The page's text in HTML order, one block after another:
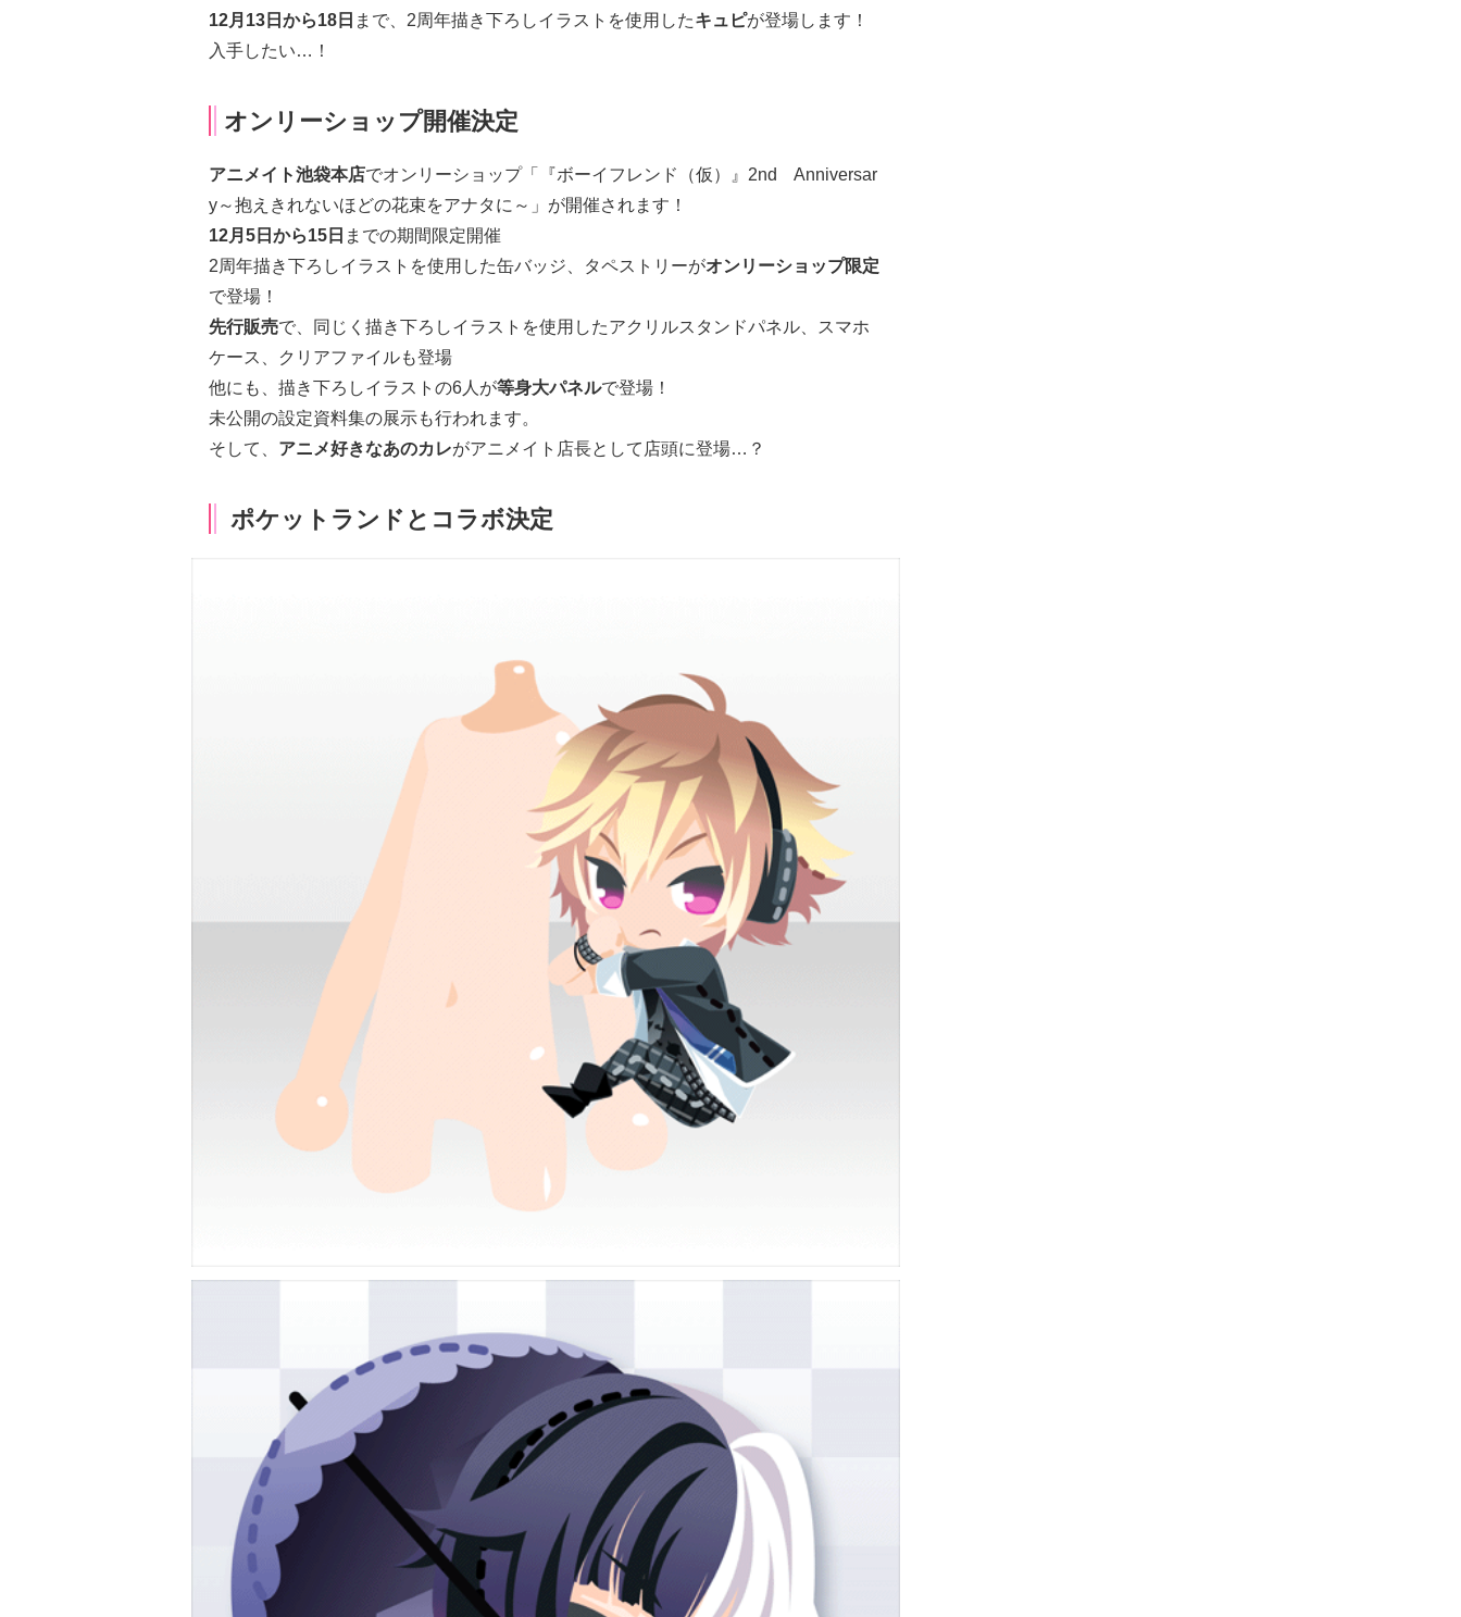
12月13日から18日 まで、 2周年描き下ろしイラスト を使用したキュピが登場します！
入手したい…！
オンリーショップ開催決定
アニメイト池袋本店でオンリーショップ「『ボーイフレンド（仮）』2nd Anniversar
y～抱えきれないほどの花束をアナタに～」が開催されます！
12月5日から15日 までの期間限定開催
2周年描き下ろしイラストを使用した缶バッジ、 タペストリーがオンリーショップ限定
で登場！
先行販売で、同じく描き下ろしイラストを使用したアクリルスタンドパネル、 スマホ
ケース 、 クリアファイルも登場
他にも、描き下ろしイラストの6人が等身大パネルで登場！
未公開の設定資料集の展示も行われます。
そして、 アニメ好きなあのカレがアニメイト店長として店頭に登場…？
ポケットランドとコラボ決定